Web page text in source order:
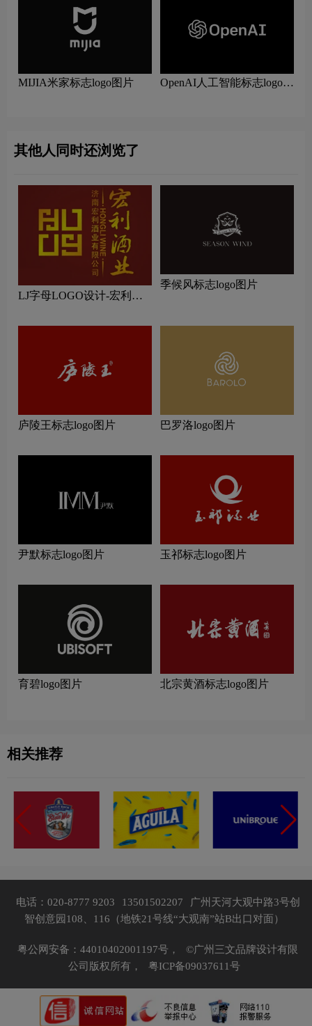
MIJIA米家标志logo图片
OpenAI人工智能标志logo图
其他人同时还浏览了
LJ字母LOGO设计-宏利酒
季候风标志logo图片
庐陵王标志logo图片 巴罗洛logo图片
尹默标志logo图片 玉祁标志logo图片
育碧logo图片 北宗黄酒标志logo图片
相关推荐
电话：020-8777 9203 13501502207
广州天河大观中路3号创
智创意园108、116（地铁21号线“大观南”站B出口对面）
粤公网安备：44010402001197号，
©广州三文品牌设计有限
公司版权所有，
粤ICP备09037611号